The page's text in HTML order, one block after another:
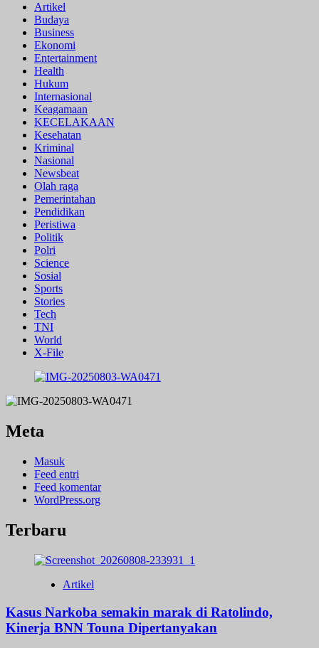
Artikel
Budaya
Business
Ekonomi
Entertainment
Health
Hukum
Internasional
Keagamaan
KECELAKAAN
Kesehatan
Kriminal
Nasional
Newsbeat
Olah raga
Pemerintahan
Pendidikan
Peristiwa
Politik
Polri
Science
Sosial
Sports
Stories
Tech
TNI
World
X-File
Meta
Masuk
Feed entri
Feed komentar
WordPress.org
Terbaru
Artikel
Kasus Narkoba semakin marak di Ratolindo,
Kinerja BNN Touna Dipertanyakan